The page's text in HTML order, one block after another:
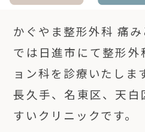
かぐやま整形外科 痛
では日進市にて整形
ョン科を診療いたしま
長久手、名東区、天白
すいクリニックです。